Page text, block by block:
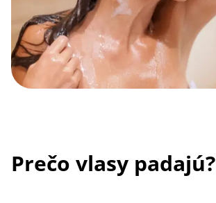
Prečo vlasy padajú?